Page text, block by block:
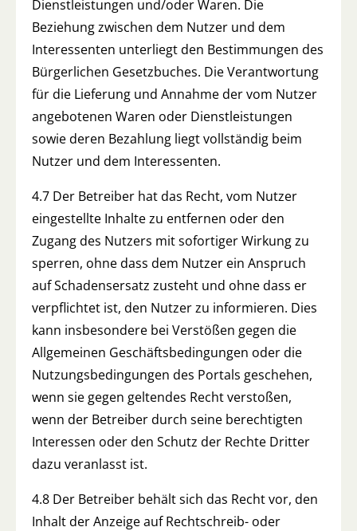
Dienstleistungen und/oder Waren. Die
Beziehung zwischen dem Nutzer und dem
Interessenten unterliegt den Bestimmungen des
Bürgerlichen Gesetzbuches. Die Verantwortung
für die Lieferung und Annahme der vom Nutzer
angebotenen Waren oder Dienstleistungen
sowie deren Bezahlung liegt vollständig beim
Nutzer und dem Interessenten.
4.7 Der Betreiber hat das Recht, vom Nutzer
eingestellte Inhalte zu entfernen oder den
Zugang des Nutzers mit sofortiger Wirkung zu
sperren, ohne dass dem Nutzer ein Anspruch
auf Schadensersatz zusteht und ohne dass er
verpflichtet ist, den Nutzer zu informieren. Dies
kann insbesondere bei Verstößen gegen die
Allgemeinen Geschäftsbedingungen oder die
Nutzungsbedingungen des Portals geschehen,
wenn sie gegen geltendes Recht verstoßen,
wenn der Betreiber durch seine berechtigten
Interessen oder den Schutz der Rechte Dritter
dazu veranlasst ist.
4.8 Der Betreiber behält sich das Recht vor, den
Inhalt der Anzeige auf Rechtschreib- oder